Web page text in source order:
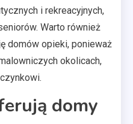
i rekreacyjnych,
Warto również
domów opieki, ponieważ
okolicach,
domy